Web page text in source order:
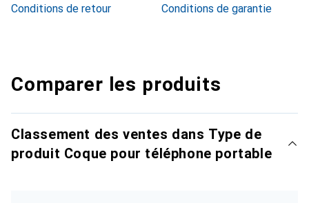
Conditions de retour
Conditions de garantie
Comparer les produits
Classement des ventes dans Type de
produit Coque pour téléphone portable